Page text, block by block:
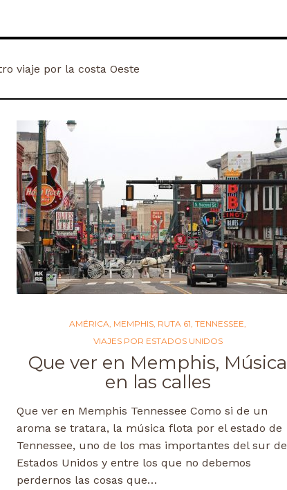
viaje por la costa Oeste
AMÉRICA MEMPHIS RUTA 61 ,TENNESSEE
VIAJES POR ESTADOS UNIDOS
Que ver en Memphis, Música
en las calles
Que ver en Memphis Tennessee Como si de un
aroma se tratara, la música flota por el estado de
Tennessee, uno de los mas importantes del sur de
Estados Unidos y entre los que no debemos
perdernos las cosas que…